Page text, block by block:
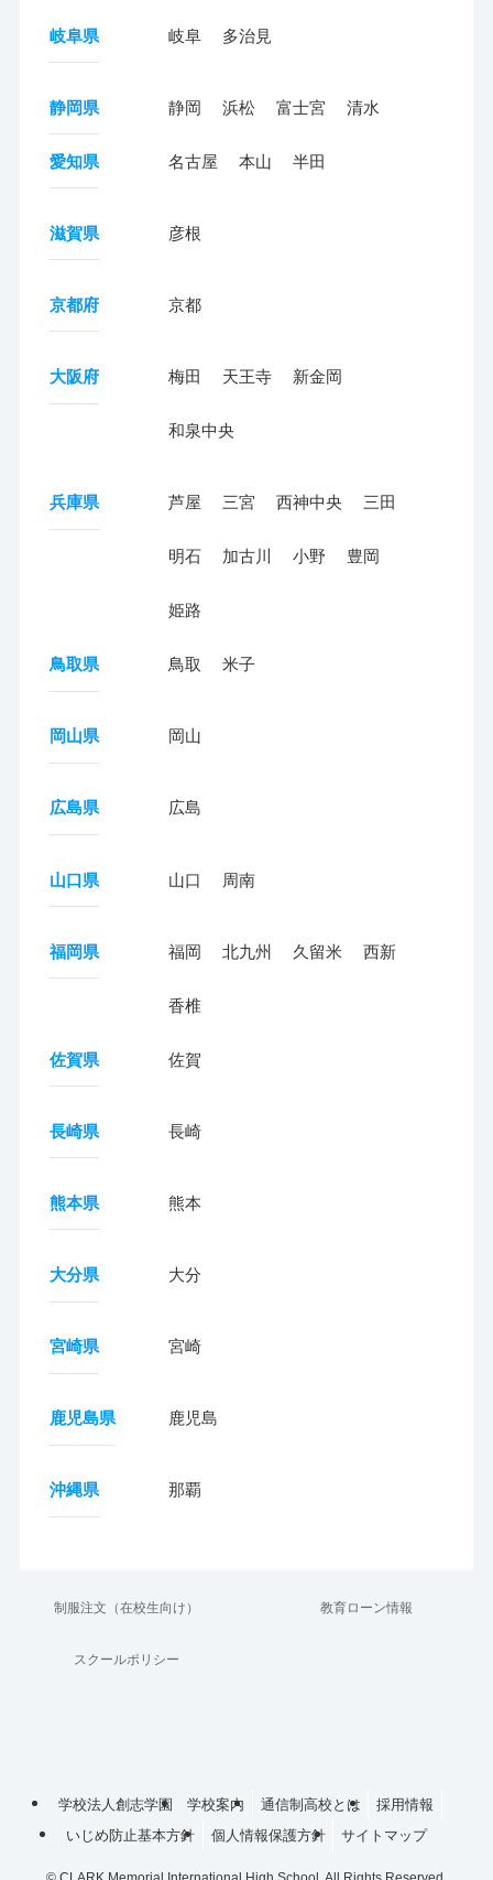
岐阜県 岐阜 多治見
静岡県 静岡 浜松 富士宮 清水
愛知県 名古屋 本山 半田
滋賀県 彦根
京都府 京都
大阪府 梅田 天王寺 新金岡
和泉中央
兵庫県 芦屋 三宮 西神中央 三田
明石 加古川 小野 豊岡
姫路
鳥取県 鳥取 米子
岡山県 岡山
広島県 広島
山口県 山口 周南
福岡県 福岡 北九州 久留米 西新
香椎
佐賀県 佐賀
長崎県 長崎
熊本県 熊本
大分県 大分
宮崎県 宮崎
鹿児島県 鹿児島
沖縄県 那覇
制服注文（在校生向け） 教育ローン情報
スクールポリシー
学校法人創志学園 学校案内 通信制高校とは
採用情報
いじめ防止基本方針
個人情報保護方針 サイトマップ